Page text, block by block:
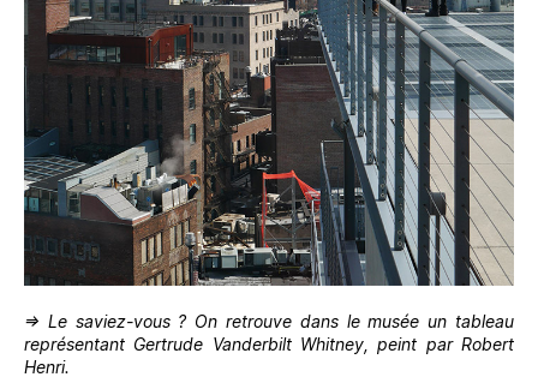
⇒ Le saviez-vous ? On retrouve dans le musée un tableau
représentant Gertrude Vanderbilt Whitney, peint par Robert
Henri.